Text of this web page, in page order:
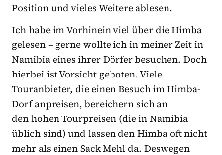
Position und vieles Weitere ablesen.
Ich habe im Vorhinein viel über die Himba
gelesen – gerne wollte ich in meiner Zeit in
Namibia eines ihrer Dörfer besuchen. Doch
hierbei ist Vorsicht geboten. Viele
Touranbieter, die einen Besuch im Himba-
Dorf anpreisen, bereichern sich an
den hohen Tourpreisen (die in Namibia
üblich sind) und lassen den Himba oft nicht
mehr als einen Sack Mehl da. Deswegen